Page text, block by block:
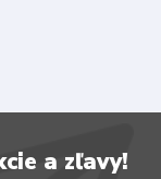
a zľavy!